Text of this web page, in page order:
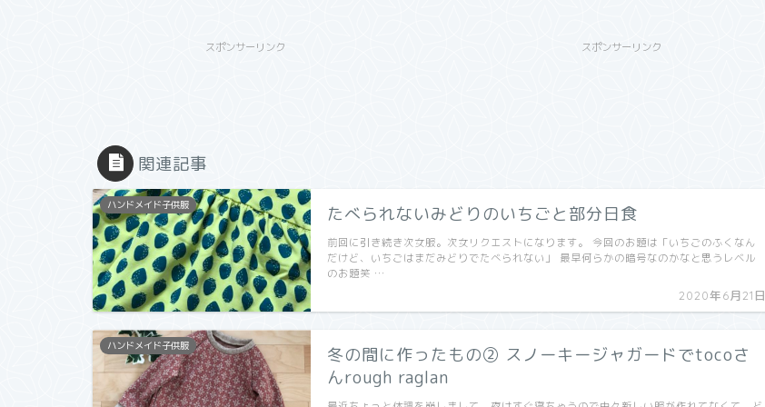
スポンサーリンク スポンサーリンク
関連記事
ハンドメイド子供服 たべられないみどりのいちごと部分日食
2020年6月21日
前回に引き続き次女服。次女リクエストになります。 今回のお題は「いちごのふくなん
だけど、いちごはまだみどりでたべられない」 最早何らかの暗号なのかなと思うレベル
のお題笑 …
ハンドメイド子供服
冬の間に作ったもの② スノーキージャガードでtocoさ
んrough raglan